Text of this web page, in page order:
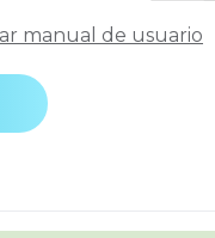
manual de usuario